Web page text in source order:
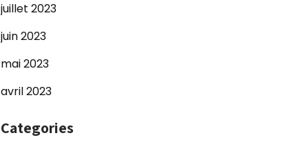
juillet 2023
juin 2023
mai 2023
avril 2023
Categories